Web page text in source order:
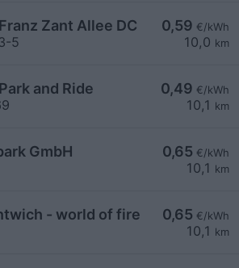
0,59 €/kWh
10,0 km
Zant Allee DC
5
0,49 €/kWh
10,1 km
and Ride
0,65 €/kWh
10,1 km
GmbH
0,65 €/kWh
10,1 km
- world of fire